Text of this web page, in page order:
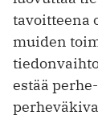
tavoitteena
muiden
estää